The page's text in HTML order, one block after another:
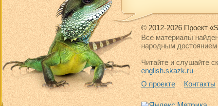
© 2012-2026 Проект
Все материалы
народным достоянием
Читайте и слушайте
english.skazk.ru
О проекте
Контакты